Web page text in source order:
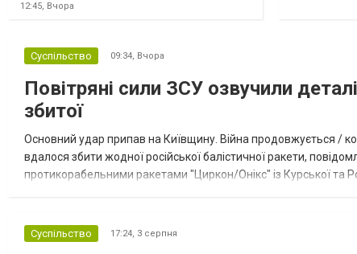
12:45, Вчора
Суспільство 09:34, Вчора
Повітряні сили ЗСУ озвучили
збитої
Основний удар припав на Київщину. Війна продовжується /
вдалося збити жодної російської балістичної ракети,
протикорабельними ракетами "Циркон/Онікс" із Курської та
Суспільство 17:24, 3 серпня